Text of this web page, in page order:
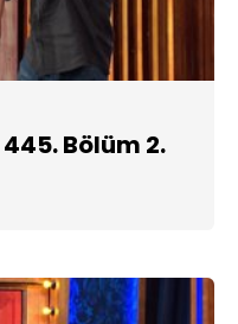
Bölüm 2.